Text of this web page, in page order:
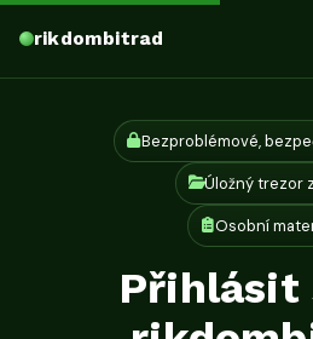
rikdombitrad
Bezproblémové,
Úložný trezor
Osobní
Přihlásit